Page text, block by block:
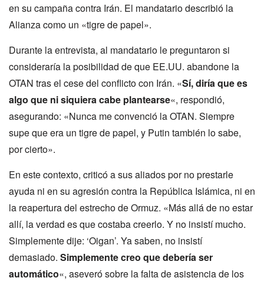
en su campaña contra Irán. El mandatario describió la
Alianza como un «tigre de papel».
Durante la entrevista, al mandatario le preguntaron si
consideraría la posibilidad de que EE.UU. abandone la
OTAN tras el cese del conflicto con Irán. «Sí, diría que es
algo que ni siquiera cabe plantearse«, respondió,
asegurando: «Nunca me convenció la OTAN. Siempre
supe que era un tigre de papel, y Putin también lo sabe,
por cierto».
En este contexto, criticó a sus aliados por no prestarle
ayuda ni en su agresión contra la República Islámica, ni en
la reapertura del estrecho de Ormuz. «Más allá de no estar
allí, la verdad es que costaba creerlo. Y no insistí mucho.
Simplemente dije: ‘Oigan’. Ya saben, no insistí
demasiado. Simplemente creo que debería ser
automático«, aseveró sobre la falta de asistencia de los